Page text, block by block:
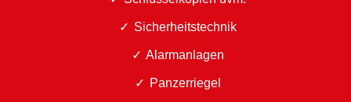
Sicherheitstechnik
Alarmanlagen
Panzerriegel